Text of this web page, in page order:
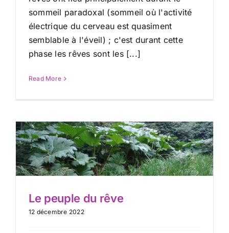
sommeil paradoxal (sommeil où l'activité
électrique du cerveau est quasiment
semblable à l'éveil) ; c'est durant cette
phase les rêves sont les [...]
Read More
Le peuple du rêve
12 décembre 2022